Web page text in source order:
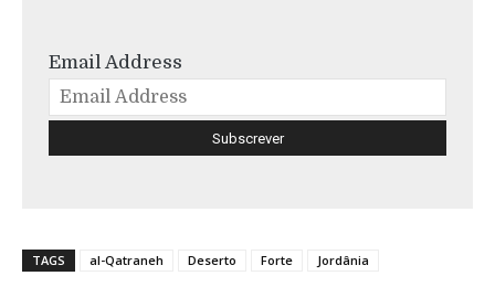
Email Address
TAGS al-Qatraneh Deserto Forte Jordânia